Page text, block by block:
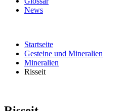
News
Startseite
Gesteine und Mineralien
Mineralien
Risseit